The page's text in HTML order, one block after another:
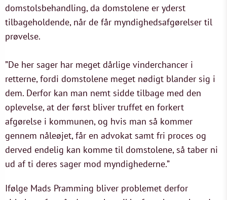
domstolsbehandling, da domstolene er yderst
tilbageholdende, når de får myndighedsafgørelser til
prøvelse.
”De her sager har meget dårlige vinderchancer i
retterne, fordi domstolene meget nødigt blander sig i
dem. Derfor kan man nemt sidde tilbage med den
oplevelse, at der først bliver truffet en forkert
afgørelse i kommunen, og hvis man så kommer
gennem nåleøjet, får en advokat samt fri proces og
derved endelig kan komme til domstolene, så taber ni
ud af ti deres sager mod myndighederne.”
Ifølge Mads Pramming bliver problemet derfor